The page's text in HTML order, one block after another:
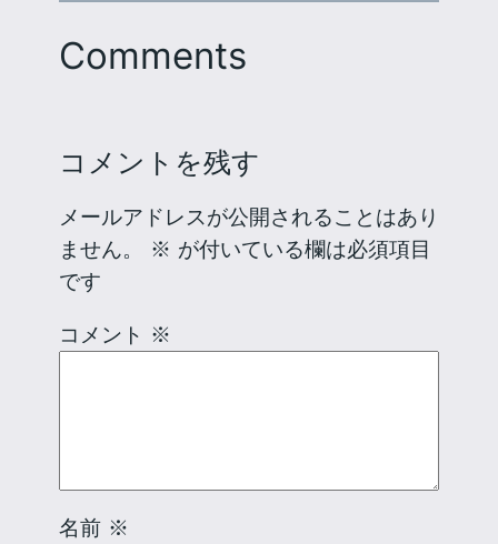
Comments
コメントを残す
メールアドレスが公開されることはあり
ません。
※ が付いている欄は必須項目
です
コメント ※
名前 ※